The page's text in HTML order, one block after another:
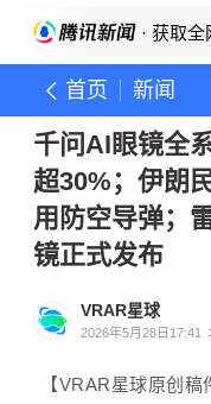
· 获取
首页 新闻
千问AI眼镜全
超30%；伊朗
用防空导弹；
镜正式发布
VRAR星球
2026年5月28日17:41
【VRAR星球原创稿